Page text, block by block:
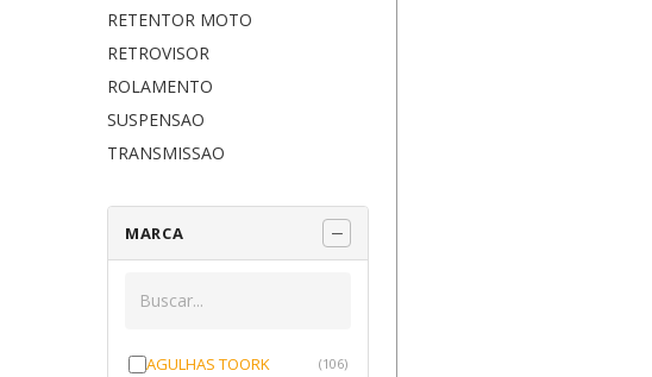
RETENTOR MOTO
RETROVISOR
ROLAMENTO
SUSPENSAO
TRANSMISSAO
MARCA
AGULHAS TOORK (106)